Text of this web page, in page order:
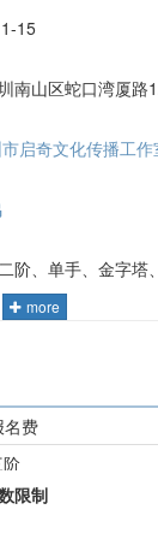
15
南山区蛇口湾厦
启奇文化传播工作
阶、单手、金字塔
more
名费
阶
限制